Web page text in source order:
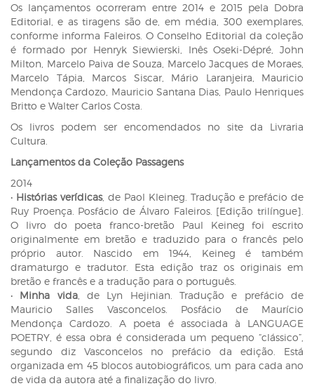
Os lançamentos ocorreram entre 2014 e 2015 pela Dobra
Editorial, e as tiragens são de, em média, 300 exemplares,
conforme informa Faleiros. O Conselho Editorial da coleção
é formado por Henryk Siewierski, Inês Oseki-Dépré, John
Milton, Marcelo Paiva de Souza, Marcelo Jacques de Moraes,
Marcelo Tápia, Marcos Siscar, Mário Laranjeira, Mauricio
Mendonça Cardozo, Mauricio Santana Dias, Paulo Henriques
Britto e Walter Carlos Costa.
Os livros podem ser encomendados no site da Livraria
Cultura.
Lançamentos da Coleção Passagens
2014
• Histórias verídicas, de Paol Kleineg. Tradução e prefácio de
Ruy Proença. Posfácio de Álvaro Faleiros. [Edição trilíngue].
O livro do poeta franco-bretão Paul Keineg foi escrito
originalmente em bretão e traduzido para o francês pelo
próprio autor. Nascido em 1944, Keineg é também
dramaturgo e tradutor. Esta edição traz os originais em
bretão e francês e a tradução para o português.
• Minha vida, de Lyn Hejinian. Tradução e prefácio de
Mauricio Salles Vasconcelos. Posfácio de Maurício
Mendonça Cardozo. A poeta é associada à LANGUAGE
POETRY, é essa obra é considerada um pequeno “clássico”,
segundo diz Vasconcelos no prefácio da edição. Está
organizada em 45 blocos autobiográficos, um para cada ano
de vida da autora até a finalização do livro.